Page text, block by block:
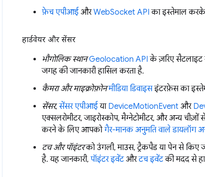
फ़ेच एपीआई औरWebSocket API का इस्तेमाल
हार्डवेयर और सेंसर
भौगोलिक स्थान Geolocation API के ज़रिए सैटलाइट
जगह की जानकारी हासिल करता है.
कैमरा और माइक्रोफ़ोन मीडिया डिवाइसइंटरफ़ेस का
सेंसर,सेंसर एपीआईया DeviceMotionEvent और
एक्सलरोमीटर, जाइरोस्कोप, मैग्नेटोमीटर, और अन्य
करने के लिए आपकोगैर-मानक अनुमति वाले डायलॉग
टच और पॉइंटरको उंगली, माउस, ट्रैकपैड या पेन से किए
है. यह जानकारी, पॉइंटर इवेंटऔरटच इवेंटकी मदद से